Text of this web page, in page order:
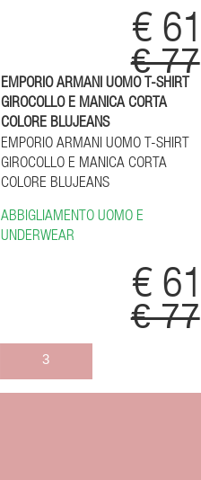
€
€ 77
EMPORIO ARMANI UOMO T-SHIRT
GIROCOLLO E MANICA CORTA
COLORE BLUJEANS
EMPORIO ARMANI UOMO T-SHIRT
GIROCOLLO E MANICA CORTA
COLORE BLUJEANS
ABBIGLIAMENTO UOMO E
UNDERWEAR
€
€ 77
3